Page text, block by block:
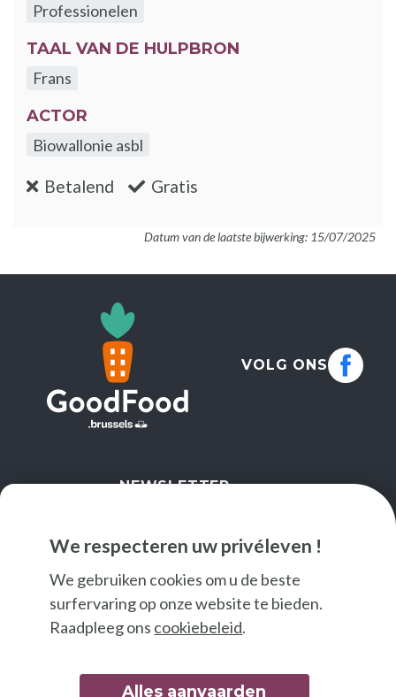
We respecteren uw privéleven !
We gebruiken cookies om u de beste
surfervaring op onze website te bieden.
Raadpleeg ons cookiebeleid.
Alles aanvaarden
Professionelen
TAAL VAN DE HULPBRON
Frans
ACTOR
Biowallonie asbl
Betalend :nee Gratis
Datum van de laatste bijwerking: 15/07/2025
VOLG ONS
NEWSLETTER